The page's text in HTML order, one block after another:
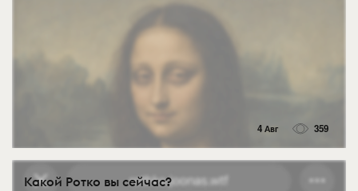
4 Авг 359
Какой Ротко вы сейчас?